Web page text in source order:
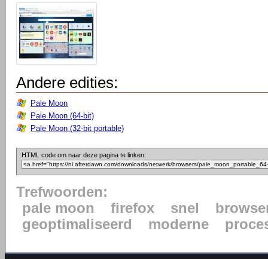
Andere edities:
Pale Moon
Pale Moon (64-bit)
Pale Moon (32-bit portable)
HTML code om naar deze pagina te linken:
Trefwoorden:
pale moon
firefox snel
geoptimaliseerd
moderne